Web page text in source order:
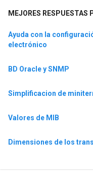
MEJORES RESPUESTAS
Ayuda con la
electrónico
BD Oracle y SNMP
Simplificacion de
Valores de MIB
Dimensiones de los